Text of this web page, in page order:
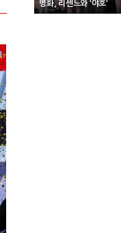
병화, 리센느와 '야호'